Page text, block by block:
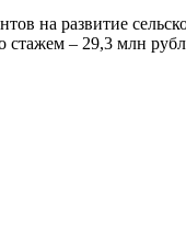
на развитие
стажем – 29,3 млн